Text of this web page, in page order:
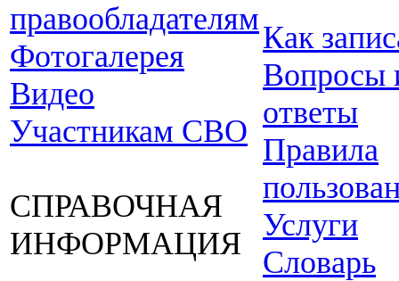
правообладателям
Фотогалерея
Видео
Участникам СВО
СПРАВОЧНАЯ
ИНФОРМАЦИЯ
Как
Вопросы
ответы
Правила
Услуги
Словарь